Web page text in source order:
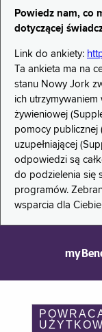
Powiedz nam, co
dotyczącej
Link do ankiety:
Ta ankieta ma na
stanu Nowy Jork
ich
żywieniowej
pomocy publicznej
uzupełniającej
odpowiedzi są
do podzielenia się
programów.
wsparcia dla